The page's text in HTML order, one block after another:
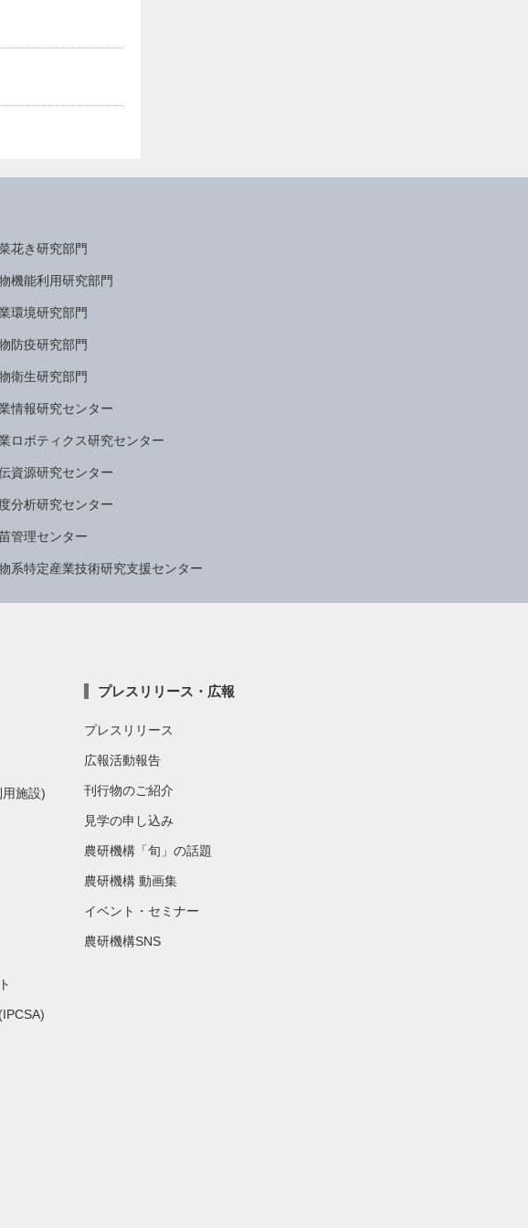
花き研究部門
機能利用研究部門
環境研究部門
防疫研究部門
衛生研究部門
情報研究センター
ロボティクス研究センター
資源研究センター
分析研究センター
管理センター
系特定産業技術研究支援センター
施設)
プレスリリース・広報
プレスリリース
広報活動報告
刊行物のご紹介
見学の申し込み
農研機構「旬」の話題
農研機構 動画集
イベント・セミナー
農研機構SNS